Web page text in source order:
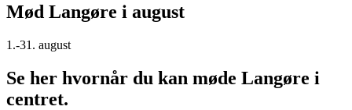
Mød Langøre i august
1.-31. august
Se her hvornår du kan møde Langøre i
centret.